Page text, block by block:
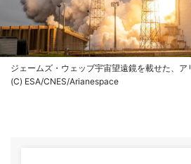
ジェームズ・ウェッブ宇宙望遠鏡を載せた、
(C) ESA/CNES/Arianespace